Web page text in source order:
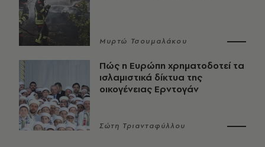
Μυρτώ Τσουμαλάκου
Πώς η Ευρώπη χρηματοδοτεί τα
ισλαμιστικά δίκτυα της
οικογένειας Ερντογάν
Σώτη Τριανταφύλλου